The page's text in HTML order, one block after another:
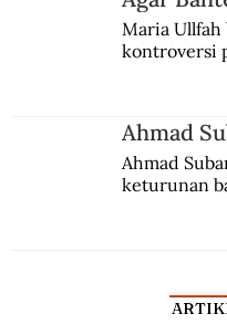
Maria Ullfah
kontroversi
Ahmad
Ahmad
keturunan